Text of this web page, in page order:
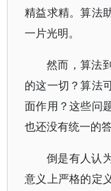
精益求精。算法
一片光明。
然而，算法
的这一切？算法
面作用？这些问
也还没有统一的答
倒是有人认
意义上严格的定